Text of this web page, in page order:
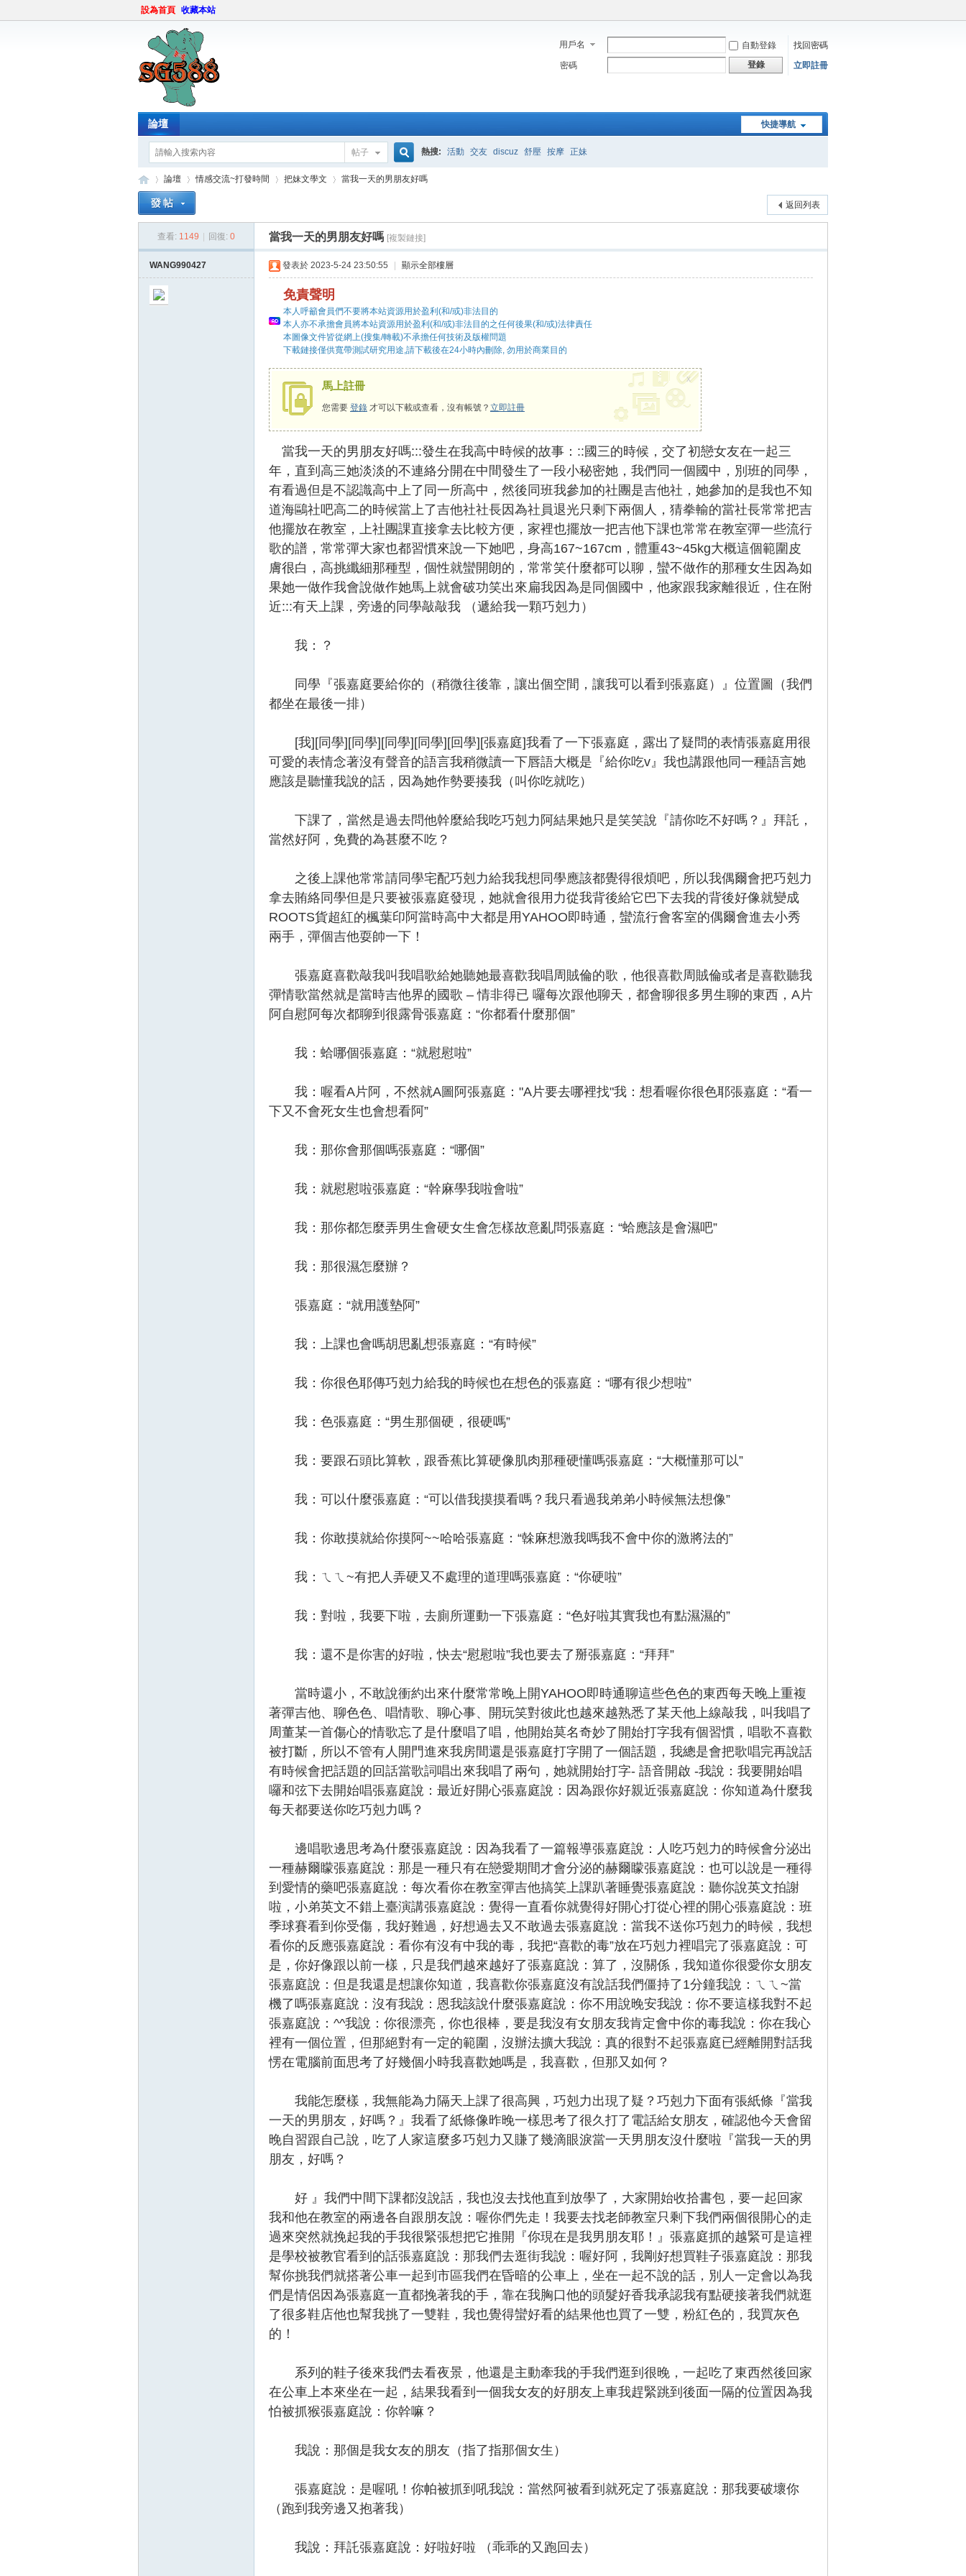
設為首頁 收藏本站
用戶名 自動登錄
找回密碼
密碼
登錄 立即註冊
快捷導航
論壇
帖子
搜
索
熱搜: 活動 交友 discuz 舒壓 按摩 正妹
論壇
›
情感交流~打發時間
›
把妹文學文
›
當我一天的男朋友好嗎
返回列表
查看: 1149 回復: 0 當我一天的男朋友好嗎 [複製鏈接]
WANG990427 發表於 2023-5-24 23:50:55 顯示全部樓層
免責聲明
本人呼籲會員們不要將本站資源用於盈利(和/或)非法目的
本人亦不承擔會員將本站資源用於盈利(和/或)非法目的之任何後果(和/或)法律責任
本圖像文件皆從網上(搜集/轉載)不承擔任何技術及版權問題
下載鏈接僅供寬帶測試研究用途,請下載後在24小時內刪除, 勿用於商業目的
馬上註冊
您需要 登錄 才可以下載或查看，沒有帳號？ 立即註冊
x
當我一天的男朋友好嗎:::發生在我高中時候的故事：::國三的時候，交了初戀女友在一起三
年，直到高三她淡淡的不連絡分開在中間發生了一段小秘密她，我們同一個國中，別班的同學，
有看過但是不認識高中上了同一所高中，然後同班我參加的社團是吉他社，她參加的是我也不知
道海鷗社吧高二的時候當上了吉他社社長因為社員退光只剩下兩個人，猜拳輸的當社長常常把吉
他擺放在教室，上社團課直接拿去比較方便，家裡也擺放一把吉他下課也常常在教室彈一些流行
歌的譜，常常彈大家也都習慣來說一下她吧，身高167~167cm，體重43~45kg大概這個範圍皮
膚很白，高挑纖細那種型，個性就蠻開朗的，常常笑什麼都可以聊，蠻不做作的那種女生因為如
果她一做作我會說做作她馬上就會破功笑出來扁我因為是同個國中，他家跟我家離很近，住在附
近:::有天上課，旁邊的同學敲敲我 （遞給我一顆巧剋力）
我：？
同學『張嘉庭要給你的（稍微往後靠，讓出個空間，讓我可以看到張嘉庭）』位置圖（我們
都坐在最後一排）
[我][同學][同學][同學][同學][回學][張嘉庭]我看了一下張嘉庭，露出了疑問的表情張嘉庭用很
可愛的表情念著沒有聲音的語言我稍微讀一下唇語大概是『給你吃v』我也講跟他同一種語言她
應該是聽懂我說的話，因為她作勢要揍我（叫你吃就吃）
下課了，當然是過去問他幹麼給我吃巧剋力阿結果她只是笑笑說『請你吃不好嗎？』拜託，
當然好阿，免費的為甚麼不吃？
之後上課他常常請同學宅配巧剋力給我我想同學應該都覺得很煩吧，所以我偶爾會把巧剋力
拿去賄絡同學但是只要被張嘉庭發現，她就會很用力從我背後給它巴下去我的背後好像就變成
ROOTS貨超紅的楓葉印阿當時高中大都是用YAHOO即時通，蠻流行會客室的偶爾會進去小秀
兩手，彈個吉他耍帥一下！
張嘉庭喜歡敲我叫我唱歌給她聽她最喜歡我唱周賊倫的歌，他很喜歡周賊倫或者是喜歡聽我
彈情歌當然就是當時吉他界的國歌 – 情非得已 囉每次跟他聊天，都會聊很多男生聊的東西，A片
阿自慰阿每次都聊到很露骨張嘉庭：“你都看什麼那個”
我：蛤哪個張嘉庭：“就慰慰啦”
我：喔看A片阿，不然就A圖阿張嘉庭："A片要去哪裡找"我：想看喔你很色耶張嘉庭：“看一
下又不會死女生也會想看阿”
我：那你會那個嗎張嘉庭：“哪個”
我：就慰慰啦張嘉庭：“幹麻學我啦會啦”
我：那你都怎麼弄男生會硬女生會怎樣故意亂問張嘉庭：“蛤應該是會濕吧”
我：那很濕怎麼辦？
張嘉庭：“就用護墊阿”
我：上課也會嗎胡思亂想張嘉庭：“有時候”
我：你很色耶傳巧剋力給我的時候也在想色的張嘉庭：“哪有很少想啦”
我：色張嘉庭：“男生那個硬，很硬嗎”
我：要跟石頭比算軟，跟香蕉比算硬像肌肉那種硬懂嗎張嘉庭：“大概懂那可以”
我：可以什麼張嘉庭：“可以借我摸摸看嗎？我只看過我弟弟小時候無法想像”
我：你敢摸就給你摸阿~~哈哈張嘉庭：“榦麻想激我嗎我不會中你的激將法的”
我：ㄟㄟ~有把人弄硬又不處理的道理嗎張嘉庭：“你硬啦”
我：對啦，我要下啦，去廁所運動一下張嘉庭：“色好啦其實我也有點濕濕的”
我：還不是你害的好啦，快去“慰慰啦”我也要去了掰張嘉庭：“拜拜”
當時還小，不敢說衝約出來什麼常常晚上開YAHOO即時通聊這些色色的東西每天晚上重複
著彈吉他、聊色色、唱情歌、聊心事、開玩笑對彼此也越來越熟悉了某天他上線敲我，叫我唱了
周董某一首傷心的情歌忘了是什麼唱了唱，他開始莫名奇妙了開始打字我有個習慣，唱歌不喜歡
被打斷，所以不管有人開門進來我房間還是張嘉庭打字開了一個話題，我總是會把歌唱完再說話
有時候會把話題的回話當歌詞唱出來我唱了兩句，她就開始打字- 語音開啟 -我說：我要開始唱
囉和弦下去開始唱張嘉庭說：最近好開心張嘉庭說：因為跟你好親近張嘉庭說：你知道為什麼我
每天都要送你吃巧剋力嗎？
邊唱歌邊思考為什麼張嘉庭說：因為我看了一篇報導張嘉庭說：人吃巧剋力的時候會分泌出
一種赫爾矇張嘉庭說：那是一種只有在戀愛期間才會分泌的赫爾矇張嘉庭說：也可以說是一種得
到愛情的藥吧張嘉庭說：每次看你在教室彈吉他搞笑上課趴著睡覺張嘉庭說：聽你說英文拍謝
啦，小弟英文不錯上臺演講張嘉庭說：覺得一直看你就覺得好開心打從心裡的開心張嘉庭說：班
季球賽看到你受傷，我好難過，好想過去又不敢過去張嘉庭說：當我不送你巧剋力的時候，我想
看你的反應張嘉庭說：看你有沒有中我的毒，我把“喜歡的毒”放在巧剋力裡唱完了張嘉庭說：可
是，你好像跟以前一樣，只是我們越來越好了張嘉庭說：算了，沒關係，我知道你很愛你女朋友
張嘉庭說：但是我還是想讓你知道，我喜歡你張嘉庭沒有說話我們僵持了1分鐘我說：ㄟㄟ~當
機了嗎張嘉庭說：沒有我說：恩我該說什麼張嘉庭說：你不用說晚安我說：你不要這樣我對不起
張嘉庭說：^^我說：你很漂亮，你也很棒，要是我沒有女朋友我肯定會中你的毒我說：你在我心
裡有一個位置，但那絕對有一定的範圍，沒辦法擴大我說：真的很對不起張嘉庭已經離開對話我
愣在電腦前面思考了好幾個小時我喜歡她嗎是，我喜歡，但那又如何？
我能怎麼樣，我無能為力隔天上課了很高興，巧剋力出現了疑？巧剋力下面有張紙條『當我
一天的男朋友，好嗎？』我看了紙條像昨晚一樣思考了很久打了電話給女朋友，確認他今天會留
晚自習跟自己說，吃了人家這麼多巧剋力又賺了幾滴眼淚當一天男朋友沒什麼啦『當我一天的男
朋友，好嗎？
好 』我們中間下課都沒說話，我也沒去找他直到放學了，大家開始收拾書包，要一起回家
我和他在教室的兩邊各自跟朋友說：喔你們先走！我要去找老師教室只剩下我們兩個很開心的走
過來突然就挽起我的手我很緊張想把它推開『你現在是我男朋友耶！』張嘉庭抓的越緊可是這裡
是學校被教官看到的話張嘉庭說：那我們去逛街我說：喔好阿，我剛好想買鞋子張嘉庭說：那我
幫你挑我們就搭著公車一起到市區我們在昏暗的公車上，坐在一起不說的話，別人一定會以為我
們是情侶因為張嘉庭一直都挽著我的手，靠在我胸口他的頭髮好香我承認我有點硬接著我們就逛
了很多鞋店他也幫我挑了一雙鞋，我也覺得蠻好看的結果他也買了一雙，粉紅色的，我買灰色
的！
系列的鞋子後來我們去看夜景，他還是主動牽我的手我們逛到很晚，一起吃了東西然後回家
在公車上本來坐在一起，結果我看到一個我女友的好朋友上車我趕緊跳到後面一隔的位置因為我
怕被抓猴張嘉庭說：你幹嘛？
我說：那個是我女友的朋友（指了指那個女生）
張嘉庭說：是喔吼！你帕被抓到吼我說：當然阿被看到就死定了張嘉庭說：那我要破壞你
（跑到我旁邊又抱著我）
我說：拜託張嘉庭說：好啦好啦 （乖乖的又跑回去）